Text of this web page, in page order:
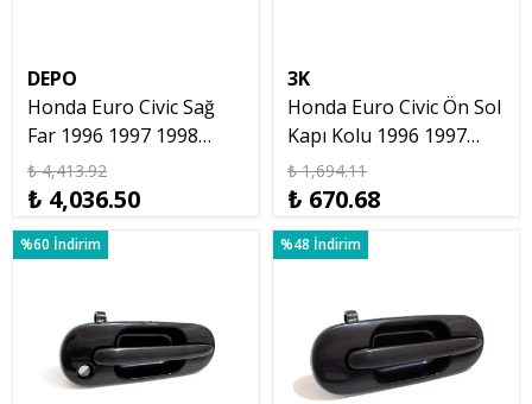
DEPO
Honda Euro Civic Sağ
Far 1996 1997 1998
Model Euro Civic
₺ 4,413.92
₺ 4,036.50
3K
Honda Euro Civic Ön Sol
Kapı Kolu 1996 1997
1998 1999 2000 2001
₺ 1,694.11
₺ 670.68
%60 İndirim %48 İndirim